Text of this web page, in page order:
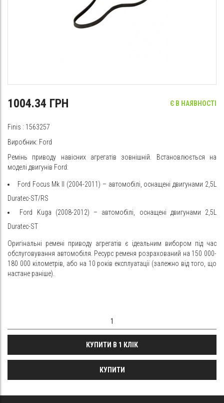
1004.34 ГРН Є В НАЯВНОСТІ
Finis : 1563257
Виробник: Ford
Ремінь приводу навісних агрегатів зовнішній. Встановлюється на
моделі двигунів Ford:
Ford Focus Mk II (2004-2011) – автомобілі, оснащені двигунами 2,5L
Duratec-ST/RS
Ford Kuga (2008-2012) – автомобілі, оснащені двигунами 2,5L
Duratec-ST
Оригінальні ремені приводу агрегатів є ідеальним вибором під час
обслуговування автомобіля. Ресурс ременя розрахований на 150 000-
180 000 кілометрів, або на 10 років експлуатації (залежно від того, що
настане раніше).
КУПИТИ В 1 КЛІК
КУПИТИ